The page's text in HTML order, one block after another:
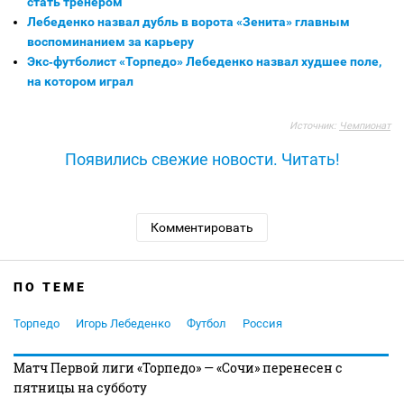
Лебеденко назвал дубль в ворота «Зенита» главным
воспоминанием за карьеру
Экс‑футболист «Торпедо» Лебеденко назвал худшее поле,
на котором играл
Источник: Чемпионат
Появились свежие новости. Читать!
Комментировать
ПО ТЕМЕ
Торпедо Игорь Лебеденко Футбол Россия
Матч Первой лиги «Торпедо» — «Сочи» перенесен с
пятницы на субботу